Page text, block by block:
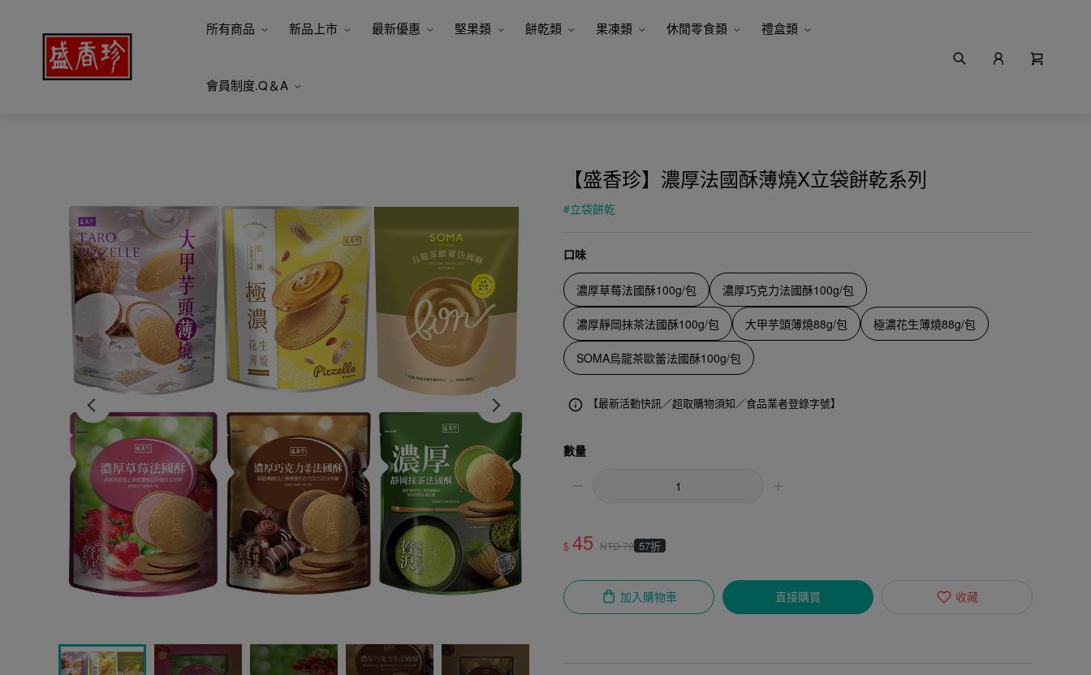
所有商品 新品上市 最新優惠 堅果類 餅乾類 果凍類 休閒零食類 禮盒類
會員制度.Q＆A
【盛香珍】濃厚法國酥薄燒X立袋餅乾系列
#立袋餅乾
口味
濃厚草莓法國酥100g/包 濃厚巧克力法國酥100g/包
濃厚靜岡抹茶法國酥100g/包 大甲芋頭薄燒88g/包 極濃花生薄燒88g/包
SOMA烏龍茶歐蕾法國酥100g/包
【最新活動快訊／超取購物須知／食品業者登錄字號】
數量
$ 45 NTD79 57折
加入購物車 直接購買 收藏